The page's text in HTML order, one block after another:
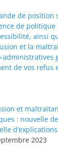
de position
de politique
ainsi
et la
administratives
de vos refus
et
: nouvelle
d’explications
2023